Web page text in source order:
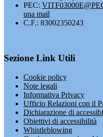
PEC:
una mail
C.F.: 83002350243
Sezione Link Utili
Cookie policy
Note legali
Informativa Privacy
Ufficio Relazioni con il
Dichiarazione di
Obiettivi di accessibilità
Whistleblowing